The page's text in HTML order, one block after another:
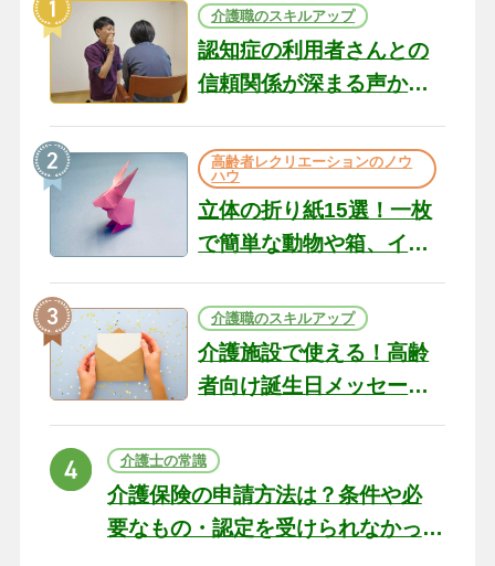
介護職のスキルアップ
認知症の利用者さんとの
信頼関係が深まる声かけ
の現場から（22）
高齢者レクリエーションのノウ
ハウ
立体の折り紙15選！一枚
で簡単な動物や箱、イン
介護職のスキルアップ
介護施設で使える！高齢
者向け誕生日メッセージ
ト
介護士の常識
介護保険の申請方法は？条件や必
要なもの・認定を受けられなかっ